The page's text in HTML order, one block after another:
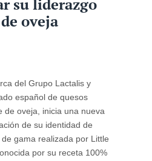
su liderazgo
oveja
del Grupo Lactalis y
español de quesos
de oveja, inicia una nueva
de su identidad de
gama realizada por Little
por su receta 100%